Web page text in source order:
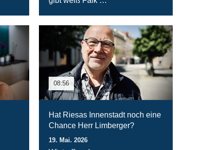
08:56
Hat Riesas Innenstadt noch eine
Chance Herr Limberger?
19. Mai. 2026